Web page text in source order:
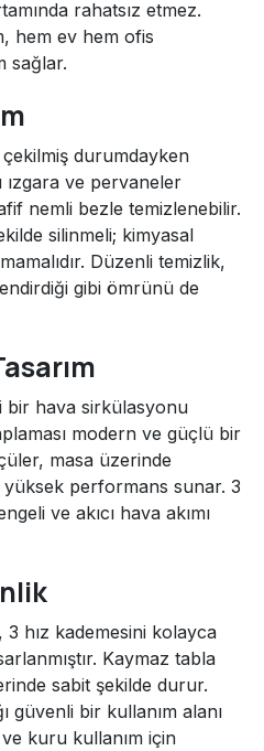
rahatsız etmez.
hem ev hem ofis
sağlar.
durumdayken
ve pervaneler
nemli bezle temizlenebilir.
silinmeli; kimyasal
Düzenli temizlik,
gibi ömrünü de
bir hava sirkülasyonu
modern ve güçlü bir
masa üzerinde
performans sunar. 3
ve akıcı hava akımı
hız kademesini kolayca
Kaymaz tabla
sabit şekilde durur.
güvenli bir kullanım alanı
kuru kullanım için